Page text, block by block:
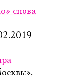
снова